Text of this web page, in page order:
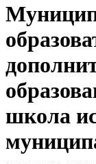
школа